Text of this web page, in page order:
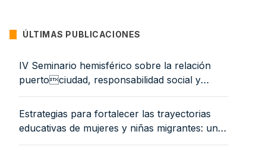
ÚLTIMAS PUBLICACIONES
IV Seminario hemisférico sobre la relación
puertociudad, responsabilidad social y
equidad de género: proyectando ciudades
portuarias más humanas, sostenibles y
resilientes. Relatoría. 13 y 14 de noviembre de
Estrategias para fortalecer las trayectorias
educativas de mujeres y niñas migrantes: una
mirada desde el Panorama Social de América